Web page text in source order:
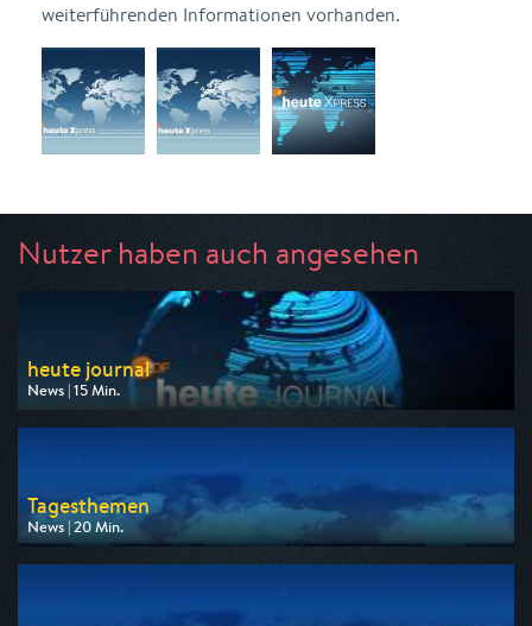
weiterführenden Informationen vorhanden.
Nutzer haben auch angesehen
heute journal
News | 15 Min.
Ausgestrahlt von ZDF
am 08.08.2026, 23:15
Tagesthemen
News | 20 Min.
Ausgestrahlt von ARD
am 08.08.2026, 21:45